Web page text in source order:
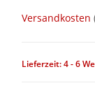
Versandkosten
Lieferzeit:4 - 6